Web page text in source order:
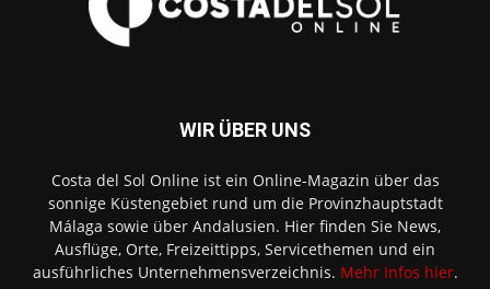
WIR ÜBER UNS
Costa del Sol Online ist ein Online-Magazin über das
sonnige Küstengebiet rund um die Provinzhauptstadt
Málaga sowie über Andalusien. Hier finden Sie News,
Ausflüge, Orte, Freizeittipps, Servicethemen und ein
ausführliches Unternehmensverzeichnis. Mehr Infos hier.